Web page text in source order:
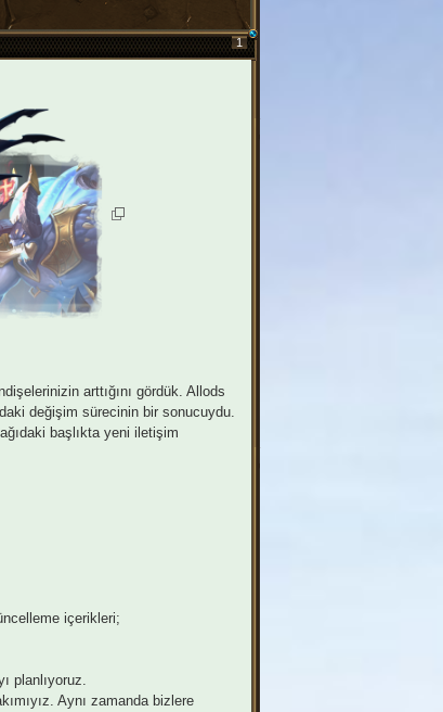
1
arttığını gördük. Allods
değişim sürecinin bir sonucuydu.
başlıkta yeni iletişim
içerikleri;
planlıyoruz.
Aynı zamanda bizlere